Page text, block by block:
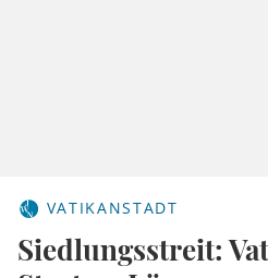
VATIKANSTADT
Siedlungsstreit: